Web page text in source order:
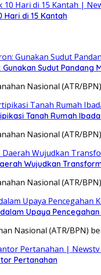
Hari di 15 Kantah
Gunakan Sudut Pandang
Nasional (ATR/
Tanah Rumah
Nasional (ATR/
Wujudkan
Nasional (ATR/
Upaya
Nasional (ATR/BPN)
Pertanahan